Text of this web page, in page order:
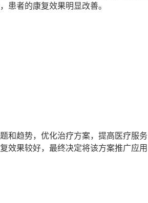
患者的康复效果明显改善。
和趋势，优化治疗方案，提高医疗服务
效果较好，最终决定将该方案推广应用